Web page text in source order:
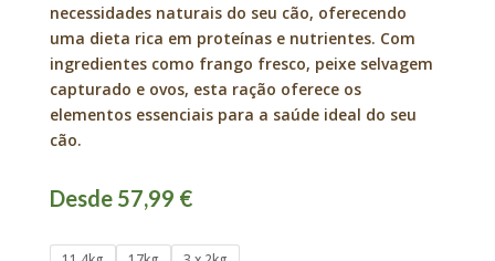
necessidades naturais do seu cão, oferecendo
uma dieta rica em proteínas e nutrientes. Com
ingredientes como frango fresco, peixe selvagem
capturado e ovos, esta ração oferece os
elementos essenciais para a saúde ideal do seu
cão.
Desde 57,99 €